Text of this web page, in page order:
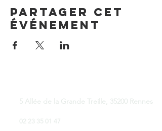
Partager cet
événement